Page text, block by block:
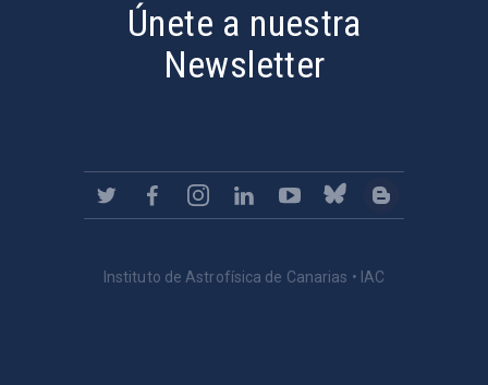
Únete a nuestra
Newsletter
Instituto de Astrofísica de Canarias • IAC